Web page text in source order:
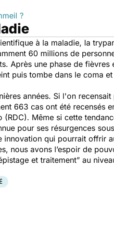
?
à la maladie, la
60 millions de
Après une phase de
puis tombe dans le coma
années. Si l'on
663 cas ont été recensés
Même si cette
pour ses résurgences
qui pourrait offrir
nous avons l’espoir de
et traitement” au